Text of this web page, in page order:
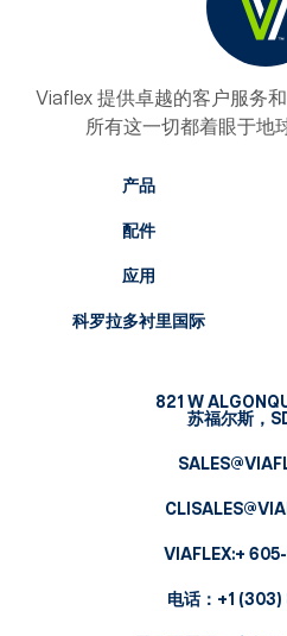
Viaflex 提供卓越的客户服务
所有这一切都着眼于地
产品
配件
应用
科罗拉多衬里国际
821 W
苏福尔斯，
VIAFLEX:+
电话： +1